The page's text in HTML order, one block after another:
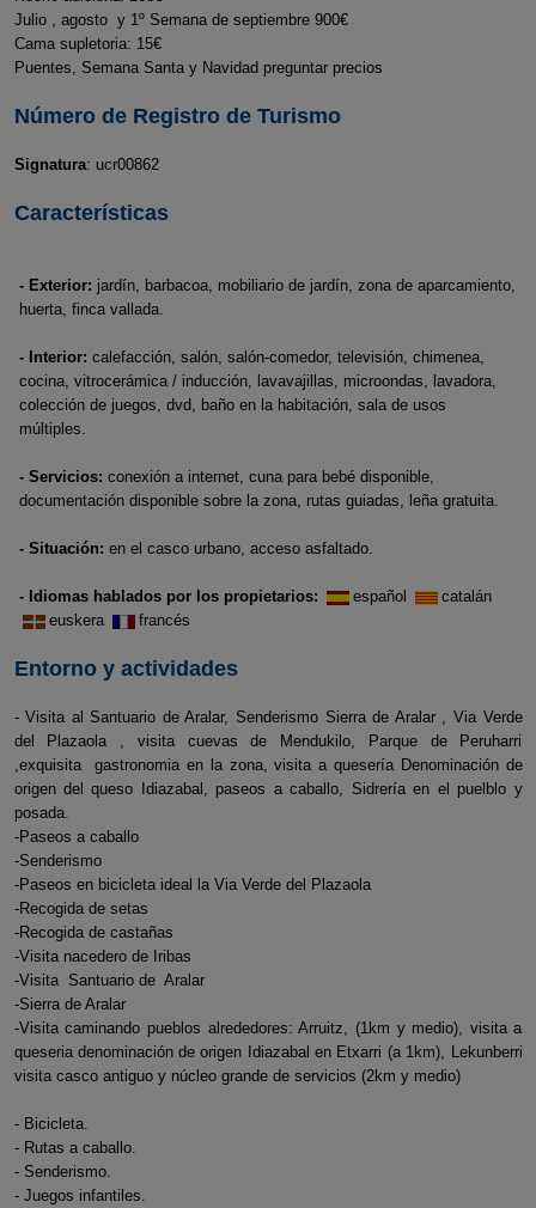
Julio , agosto y 1º Semana de septiembre 900€
Cama supletoria: 15€
Puentes, Semana Santa y Navidad preguntar precios
Número de Registro de Turismo
Signatura: ucr00862
Características
- Exterior: jardín, barbacoa, mobiliario de jardín, zona de aparcamiento,
huerta, finca vallada.
- Interior: calefacción, salón, salón-comedor, televisión, chimenea,
cocina, vitrocerámica / inducción, lavavajillas, microondas, lavadora,
colección de juegos, dvd, baño en la habitación, sala de usos
múltiples.
- Servicios: conexión a internet, cuna para bebé disponible,
documentación disponible sobre la zona, rutas guiadas, leña gratuita.
- Situación: en el casco urbano, acceso asfaltado.
- Idiomas hablados por los propietarios: español
catalán
euskera
francés
Entorno y actividades
- Visita al Santuario de Aralar, Senderismo Sierra de Aralar , Via Verde
del Plazaola , visita cuevas de Mendukilo, Parque de Peruharri
,exquisita gastronomia en la zona, visita a quesería Denominación de
origen del queso Idiazabal, paseos a caballo, Sidrería en el puelblo y
posada.
-Paseos a caballo
-Senderismo
-Paseos en bicicleta ideal la Via Verde del Plazaola
-Recogida de setas
-Recogida de castañas
-Visita nacedero de Iribas
-Visita Santuario de Aralar
-Sierra de Aralar
-Visita caminando pueblos alrededores: Arruitz, (1km y medio), visita a
queseria denominación de origen Idiazabal en Etxarri (a 1km), Lekunberri
visita casco antiguo y núcleo grande de servicios (2km y medio)
- Bicicleta.
- Rutas a caballo.
- Senderismo.
- Juegos infantiles.